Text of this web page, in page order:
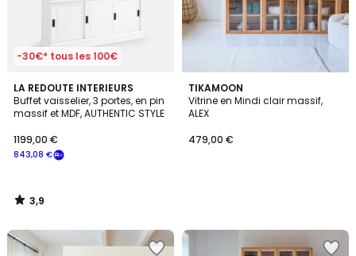
-30€* tous les 100€
LA REDOUTE INTERIEURS
Buffet vaisselier, 3 portes, en pin
massif et MDF, AUTHENTIC STYLE
843,08 €
1199,00 €
3,9
/ 5
3,9
/
TIKAMOON
Vitrine en Mindi clair massif,
ALEX
479,00 €